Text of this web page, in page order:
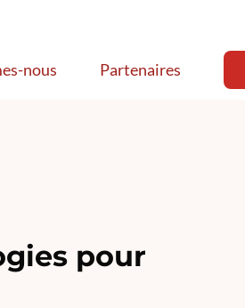
nous Partenaires
pour